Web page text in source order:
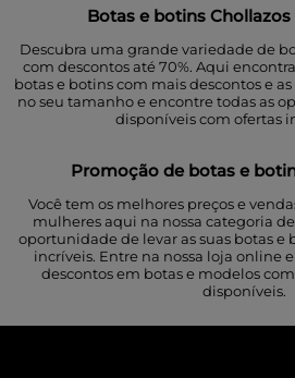
Botas e botins
Descubra uma grande variedade de
com descontos até 70%. Aqui
botas e botins com mais descontos e
no seu tamanho e encontre todas as
disponíveis com ofertas
Promoção de botas e
Você tem os melhores preços e
mulheres aqui na nossa categoria
oportunidade de levar as suas botas e
incríveis. Entre na nossa loja online
descontos em botas e modelos
disponíveis.